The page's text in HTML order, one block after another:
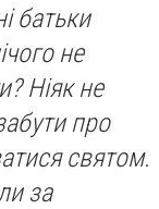
батьки
не
Ніяк не
про
святом.
за